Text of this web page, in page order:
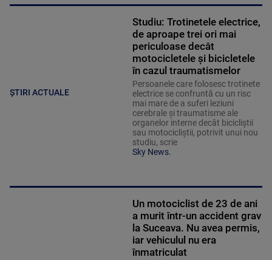
ȘTIRI ACTUALE
Studiu: Trotinetele electrice,
de aproape trei ori mai
periculoase decât
motocicletele și bicicletele
în cazul traumatismelor
Persoanele care folosesc trotinete
electrice se confruntă cu un risc
mai mare de a suferi leziuni
cerebrale și traumatisme ale
organelor interne decât bicicliștii
sau motocicliștii, potrivit unui nou
studiu, scrie
Sky News.
Un motociclist de 23 de ani
a murit într-un accident grav
la Suceava. Nu avea permis,
iar vehiculul nu era
înmatriculat